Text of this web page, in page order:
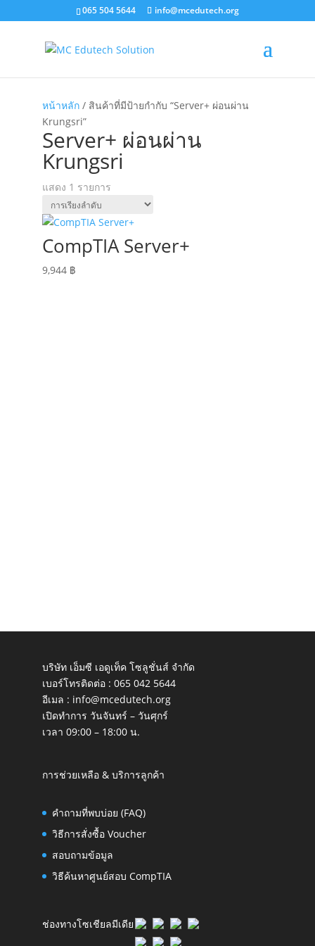
065 504 5644 info@mcedutech.org
หน้าหลัก/ สินค้าที่มีป้ายกำกับ “Server+ ผ่อนผ่าน
Krungsri”
Server+ ผ่อนผ่าน
Krungsri
แสดง 1 รายการ
CompTIA Server+
9,944 ฿
บริษัท เอ็มซี เอดูเท็ค โซลูชั่นส์ จำกัด
เบอร์โทรติดต่อ : 065 042 5644
อีเมล : info@mcedutech.org
เปิดทำการ วันจันทร์ – วันศุกร์
เวลา 09:00 – 18:00 น.
การช่วยเหลือ & บริการลูกค้า
คำถามที่พบบ่อย (FAQ)
วิธีการสั่งซื้อ Voucher
สอบถามข้อมูล
วิธีค้นหาศูนย์สอบ CompTIA
ช่องทางโซเชียลมีเดีย